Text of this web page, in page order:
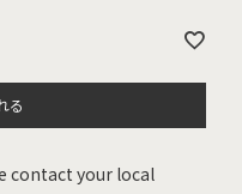
る
contact your local